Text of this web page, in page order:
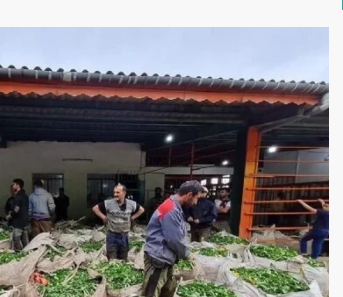
پیش‌بینی بورس امروز دوشنبه ۱۲ مرداد ماه
۱۴۰۵
پیمان مولوی کیست؟/ از حمله به
سیاست‌های دولت چهاردهم تا طرفداری
مشروط از توافق با آمریکا
امتیاز واردات خودرو ۳ میلیارد تومان! / رانت
آغاز فروش فوری تویوتا RAV۴ مدل ۲۰۲۵ +